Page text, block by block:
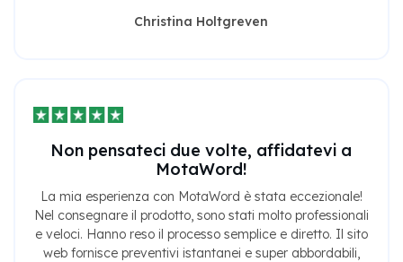
Christina Holtgreven
Non pensateci due volte, affidatevi a
MotaWord!
La mia esperienza con MotaWord è stata eccezionale!
Nel consegnare il prodotto, sono stati molto professionali
e veloci. Hanno reso il processo semplice e diretto. Il sito
web fornisce preventivi istantanei e super abbordabili,